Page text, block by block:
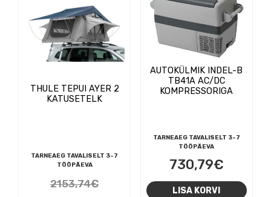
THULE TEPUI AYER 2
KATUSETELK
TARNEAEG TAVALISELT 3-7
TÖÖPÄEVA
2153,74€Algne
AUTOKÜLMIK INDEL-B
TB41A AC/DC
KOMPRESSORIGA
TARNEAEG TAVALISELT 3-7
TÖÖPÄEVA
730,79€
LISA KORVI